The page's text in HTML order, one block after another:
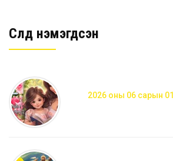
Сүүлд нэмэгдсэн
2026 оны 06 сарын 01